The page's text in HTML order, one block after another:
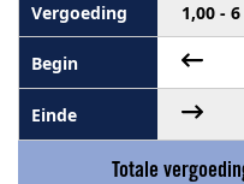
1,00 -
Totale